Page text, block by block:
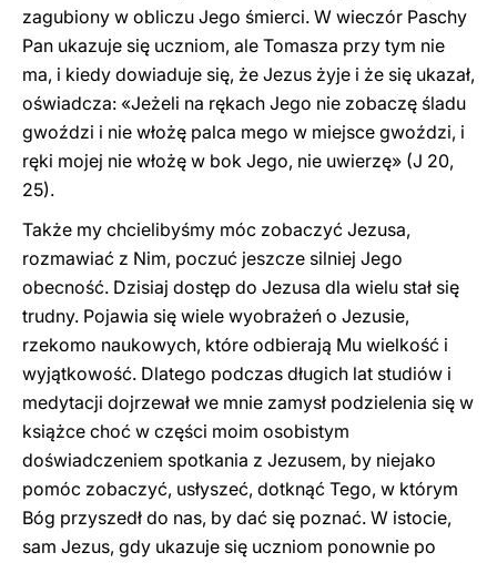
zagubiony w obliczu Jego śmierci. W wieczór Paschy
Pan ukazuje się uczniom, ale Tomasza przy tym nie
ma, i kiedy dowiaduje się, że Jezus żyje i że się ukazał,
oświadcza: «Jeżeli na rękach Jego nie zobaczę śladu
gwoździ i nie włożę palca mego w miejsce gwoździ, i
ręki mojej nie włożę w bok Jego, nie uwierzę» (J 20,
25).
Także my chcielibyśmy móc zobaczyć Jezusa,
rozmawiać z Nim, poczuć jeszcze silniej Jego
obecność. Dzisiaj dostęp do Jezusa dla wielu stał się
trudny. Pojawia się wiele wyobrażeń o Jezusie,
rzekomo naukowych, które odbierają Mu wielkość i
wyjątkowość. Dlatego podczas długich lat studiów i
medytacji dojrzewał we mnie zamysł podzielenia się w
książce choć w części moim osobistym
doświadczeniem spotkania z Jezusem, by niejako
pomóc zobaczyć, usłyszeć, dotknąć Tego, w którym
Bóg przyszedł do nas, by dać się poznać. W istocie,
sam Jezus, gdy ukazuje się uczniom ponownie po